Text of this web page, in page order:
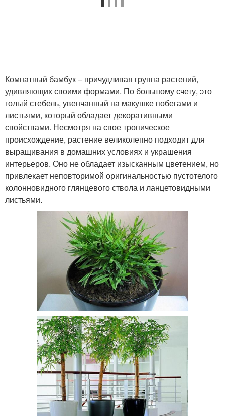
Комнатный бамбук – причудливая группа растений,
удивляющих своими формами. По большому счету, это
голый стебель, увенчанный на макушке побегами и
листьями, который обладает декоративными
свойствами. Несмотря на свое тропическое
происхождение, растение великолепно подходит для
выращивания в домашних условиях и украшения
интерьеров. Оно не обладает изысканным цветением, но
привлекает неповторимой оригинальностью пустотелого
колонновидного глянцевого ствола и ланцетовидными
листьями.